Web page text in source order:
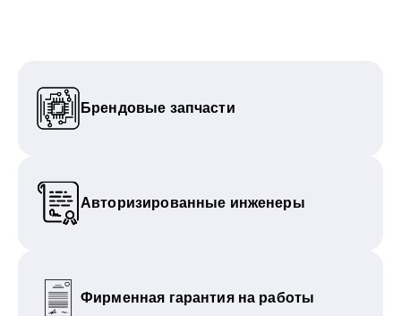
Брендовые запчасти
Авторизированные инженеры
Фирменная гарантия на работы